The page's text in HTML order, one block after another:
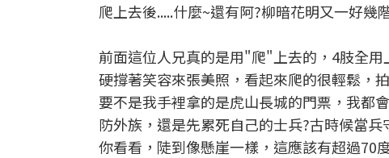
爬上去後.....什麼~還有阿?柳暗花明又一好
前面這位人兄真的是用"爬"上去的，4肢全用
硬撐著笑容來張美照，看起來爬的很輕鬆，
要不是我手裡拿的是虎山長城的門票，我都
防外族，還是先累死自己的士兵?古時候當
你看看，陡到像懸崖一樣，這應該有超過70